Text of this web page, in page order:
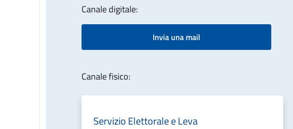
Canale digitale:
Invia una mail
Canale fisico:
Servizio Elettorale e Leva